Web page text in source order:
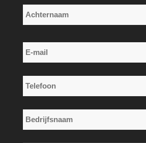
E-
mail
*
Telefoon
*
Bedrijfsnaam
*